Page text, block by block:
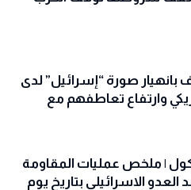
بانهيار صورة “إسرائيل” لدى
وارتفاع تعاطفهم مع
| ملخص عمليات المقاومة
العدو الاسرائيلي بتاريخ يوم